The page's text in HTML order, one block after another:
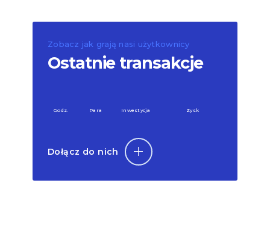
Zobacz jak grają nasi użytkownicy
Ostatnie transakcje
Godz. Para Inwestycja Zysk
Dołącz do nich